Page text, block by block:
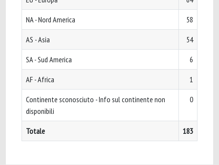
NA - Nord America 58
AS - Asia 54
SA - Sud America 6
AF - Africa 1
Continente sconosciuto - Info sul continente non
disponibili
0
Totale 183